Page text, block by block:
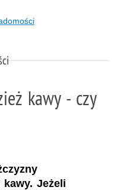
kawy - czy
Jeżeli